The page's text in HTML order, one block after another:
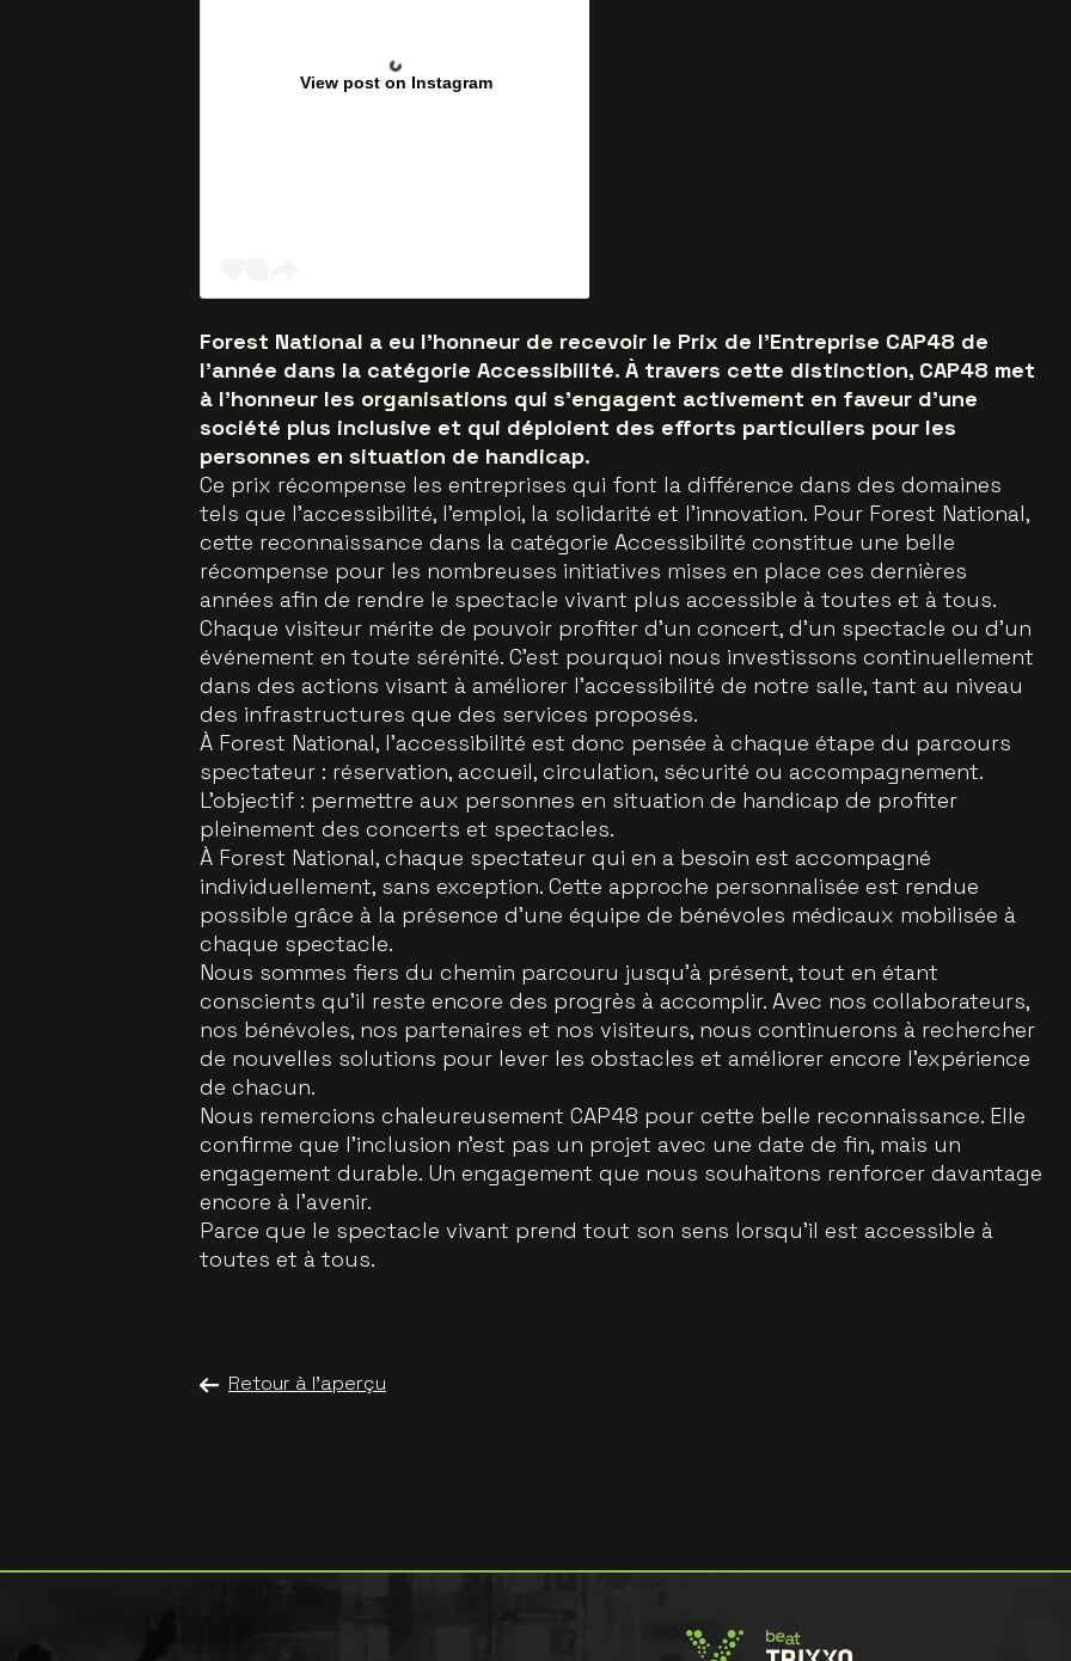
View post on Instagram
Forest National a eu l’honneur de recevoir le Prix de l’Entreprise CAP48 de
l’année dans la catégorie Accessibilité. À travers cette distinction, CAP48 met
à l’honneur les organisations qui s’engagent activement en faveur d’une
société plus inclusive et qui déploient des efforts particuliers pour les
personnes en situation de handicap.
Ce prix récompense les entreprises qui font la différence dans des domaines
tels que l’accessibilité, l’emploi, la solidarité et l’innovation. Pour Forest National,
cette reconnaissance dans la catégorie Accessibilité constitue une belle
récompense pour les nombreuses initiatives mises en place ces dernières
années afin de rendre le spectacle vivant plus accessible à toutes et à tous.
Chaque visiteur mérite de pouvoir profiter d’un concert, d’un spectacle ou d’un
événement en toute sérénité. C’est pourquoi nous investissons continuellement
dans des actions visant à améliorer l’accessibilité de notre salle, tant au niveau
des infrastructures que des services proposés.
À Forest National, l’accessibilité est donc pensée à chaque étape du parcours
spectateur : réservation, accueil, circulation, sécurité ou accompagnement.
L’objectif : permettre aux personnes en situation de handicap de profiter
pleinement des concerts et spectacles.
À Forest National, chaque spectateur qui en a besoin est accompagné
individuellement, sans exception. Cette approche personnalisée est rendue
possible grâce à la présence d’une équipe de bénévoles médicaux mobilisée à
chaque spectacle.
Nous sommes fiers du chemin parcouru jusqu’à présent, tout en étant
conscients qu’il reste encore des progrès à accomplir. Avec nos collaborateurs,
nos bénévoles, nos partenaires et nos visiteurs, nous continuerons à rechercher
de nouvelles solutions pour lever les obstacles et améliorer encore l’expérience
de chacun.
Nous remercions chaleureusement CAP48 pour cette belle reconnaissance. Elle
confirme que l’inclusion n’est pas un projet avec une date de fin, mais un
engagement durable. Un engagement que nous souhaitons renforcer davantage
encore à l’avenir.
Parce que le spectacle vivant prend tout son sens lorsqu’il est accessible à
toutes et à tous.
Retour à l'aperçu